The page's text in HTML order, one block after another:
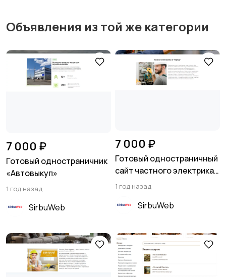
Объявления из той же категории
7 000 ₽
Готовый одностраничник
«Автовыкуп»
1 год назад
SirbuWeb
7 000 ₽
Готовый одностраничный
сайт частного электрика
или организации
1 год назад
SirbuWeb